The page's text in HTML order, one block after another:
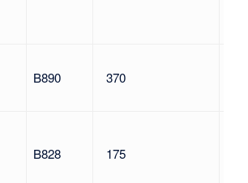
B890 370
B828 175